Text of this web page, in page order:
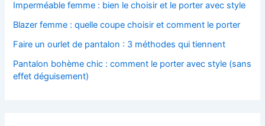
Imperméable femme : bien le choisir et le porter avec style
Blazer femme : quelle coupe choisir et comment le porter
Faire un ourlet de pantalon : 3 méthodes qui tiennent
Pantalon bohème chic : comment le porter avec style (sans
effet déguisement)